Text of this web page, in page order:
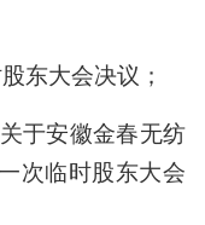
东大会决议；
于安徽金春无纺
次临时股东大会